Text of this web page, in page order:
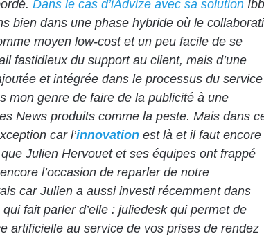
Dans le cas d’iAdvize avec sa solution
bien dans une phase hybride où le
moyen low-cost et un peu facile de se
fastidieux du support au client, mais d’une
et intégrée dans le processus du service
mon genre de faire de la publicité à une
News produits comme la peste. Mais dans
car l’innovationest là et il faut encore
Julien Hervouet et ses équipes ont frappé
l’occasion de reparler de notre
car Julien a aussi investi récemment dans
fait parler d’elle : juliedesk qui permet de
artificielle au service de vos prises de rendez